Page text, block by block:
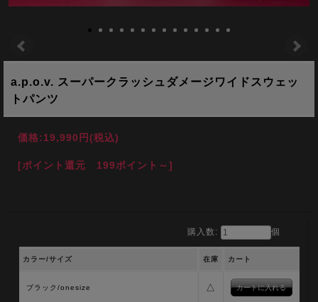
a.p.o.v. スーパークラッシュダメージワイドスウェッ
トパンツ
価格:19,990円(税込)
[ポイント還元 199ポイント～]
購入数: 個
カラー/サイズ 在庫 カート
ブラック/onesize △